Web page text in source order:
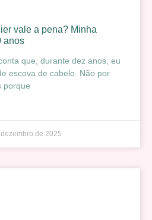
vale a pena? Minha
anos
que, durante dez anos, eu
escova de cabelo. Não por
porque
de 2025